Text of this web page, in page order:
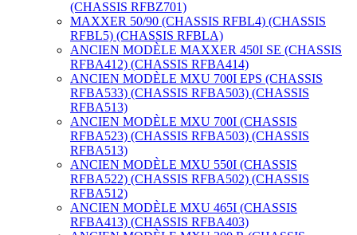
(CHASSIS RFBZ701)
MAXXER 50/90 (CHASSIS RFBL4) (CHASSIS
RFBL5) (CHASSIS RFBLA)
ANCIEN MODÈLE MAXXER 450I SE (CHASSIS
RFBA412) (CHASSIS RFBA414)
ANCIEN MODÈLE MXU 700I EPS (CHASSIS
RFBA533) (CHASSIS RFBA503) (CHASSIS
RFBA513)
ANCIEN MODÈLE MXU 700I (CHASSIS
RFBA523) (CHASSIS RFBA503) (CHASSIS
RFBA513)
ANCIEN MODÈLE MXU 550I (CHASSIS
RFBA522) (CHASSIS RFBA502) (CHASSIS
RFBA512)
ANCIEN MODÈLE MXU 465I (CHASSIS
RFBA413) (CHASSIS RFBA403)